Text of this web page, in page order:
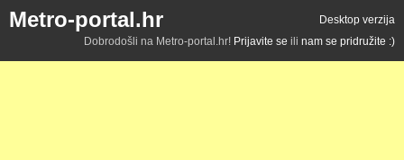
Metro-portal.hr
Desktop verzija
Dobrodošli na Metro-portal.hr! Prijavite se ili nam se pridružite :)